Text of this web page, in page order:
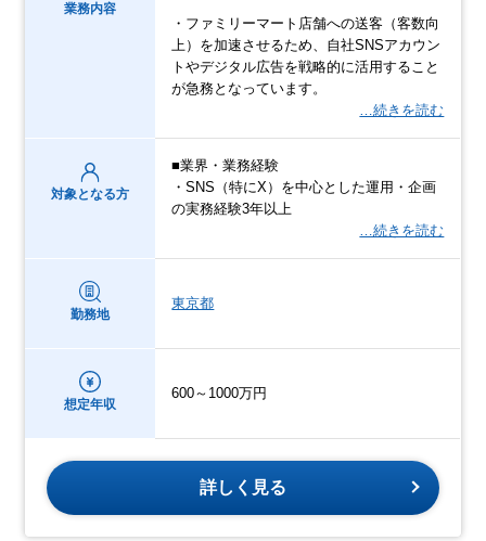
業務内容
・ファミリーマート店舗への送客（客数向
上）を加速させるため、自社SNSアカウン
トやデジタル広告を戦略的に活用すること
が急務となっています。
…続きを読む
対象となる方
■業界・業務経験
・SNS（特にX）を中心とした運用・企画
の実務経験3年以上
…続きを読む
勤務地
東京都
想定年収
600～1000万円
詳しく見る